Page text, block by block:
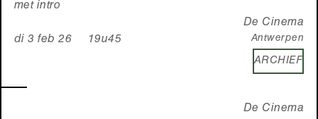
di 3 feb 26 19u45
met intro
De Cinema
Antwerpen
ARCHIEF
De Cinema